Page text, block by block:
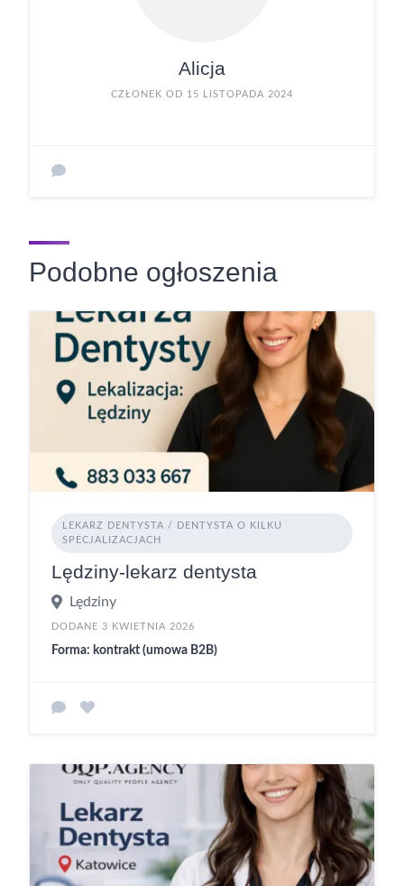
Alicja
CZŁONEK OD 15 LISTOPADA 2024
Podobne ogłoszenia
LEKARZ DENTYSTA / DENTYSTA O KILKU
SPECJALIZACJACH
Lędziny-lekarz dentysta
Lędziny
DODANE 3 KWIETNIA 2026
Forma: kontrakt (umowa B2B)